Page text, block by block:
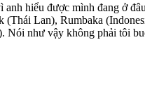
hiểu được mình đang ở
(Thái Lan), Rumbaka
Nói như vậy không phải tôi